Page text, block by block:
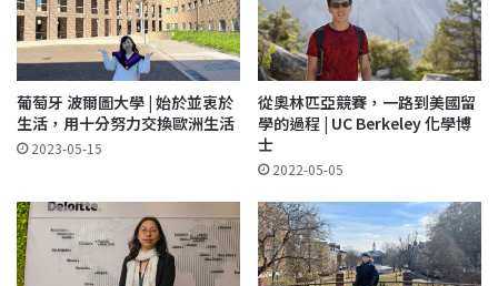
葡萄牙 波爾圖大學 | 始於並衷於
生活，用十分努力交換歐洲生活
2023-05-15
從奧林匹亞競賽，一路到美國留
學的過程 | UC Berkeley 化學博
士
2022-05-05